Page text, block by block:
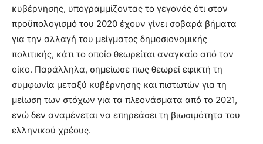
κυβέρνησης, υπογραμμίζοντας το γεγονός ότι στον
προϋπολογισμό του 2020 έχουν γίνει σοβαρά βήματα
για την αλλαγή του μείγματος δημοσιονομικής
πολιτικής, κάτι το οποίο θεωρείται αναγκαίο από τον
οίκο. Παράλληλα, σημείωσε πως θεωρεί εφικτή τη
συμφωνία μεταξύ κυβέρνησης και πιστωτών για τη
μείωση των στόχων για τα πλεονάσματα από το 2021,
ενώ δεν αναμένεται να επηρεάσει τη βιωσιμότητα του
ελληνικού χρέους.